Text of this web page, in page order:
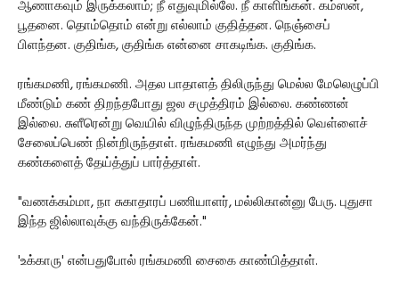
ஆணாகவும் இருக்கலாம்; நீ எதுவுமில்லே. நீ காளிங்கன். கம்ஸன்,
பூதனை. தொம்தொம் என்று எல்லாம் குதித்தன. நெஞ்சைப்
பிளந்தன. குதிங்க, குதிங்க என்னை சாகடிங்க. குதிங்க.
ரங்கமணி, ரங்கமணி. அதல பாதாளத் திலிருந்து மெல்ல மேலெழுப்பி
மீண்டும் கண் திறந்தபோது ஜல சமுத்திரம் இல்லை. கண்ணன்
இல்லை. சுளீரென்று வெயில் விழுந்திருந்த முற்றத்தில் வெள்ளைச்
சேலைப்பெண் நின்றிருந்தாள். ரங்கமணி எழுந்து அமர்ந்து
கண்களைத் தேய்த்துப் பார்த்தாள்.
"வணக்கம்மா, நா சுகாதாரப் பணியாளர், மல்லிகான்னு பேரு. புதுசா
இந்த ஜில்லாவுக்கு வந்திருக்கேன்."
'உக்காரு' என்பதுபோல் ரங்கமணி சைகை காண்பித்தாள்.